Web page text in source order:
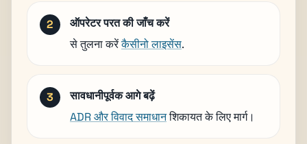
ऑपरेटर परत की जाँच करें
से तुलना करेंकैसीनो लाइसेंस.
सावधानीपूर्वक आगे बढ़ें
ADR और विवाद समाधानशिकायत के लिए मार्ग।